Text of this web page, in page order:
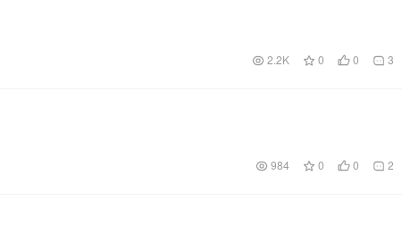
2.2K 0 0 3
984 0 0 2